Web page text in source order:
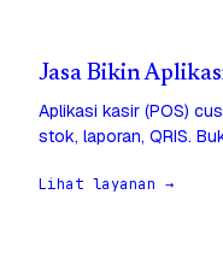
Jasa Bikin
Aplikasi kasir (POS)
stok, laporan, QRIS.
Lihat layanan →